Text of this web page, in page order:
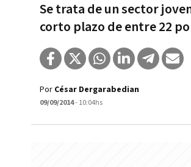
Se trata de un sector
corto plazo de entre 22
Por César Dergarabedian
09/09/2014- 10:04hs